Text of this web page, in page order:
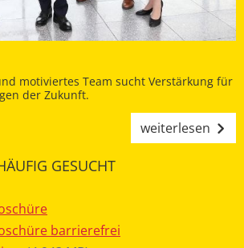
motiviertes Team sucht Verstärkung für
der Zukunft.
weiterlesen
GESUCHT
barrierefrei